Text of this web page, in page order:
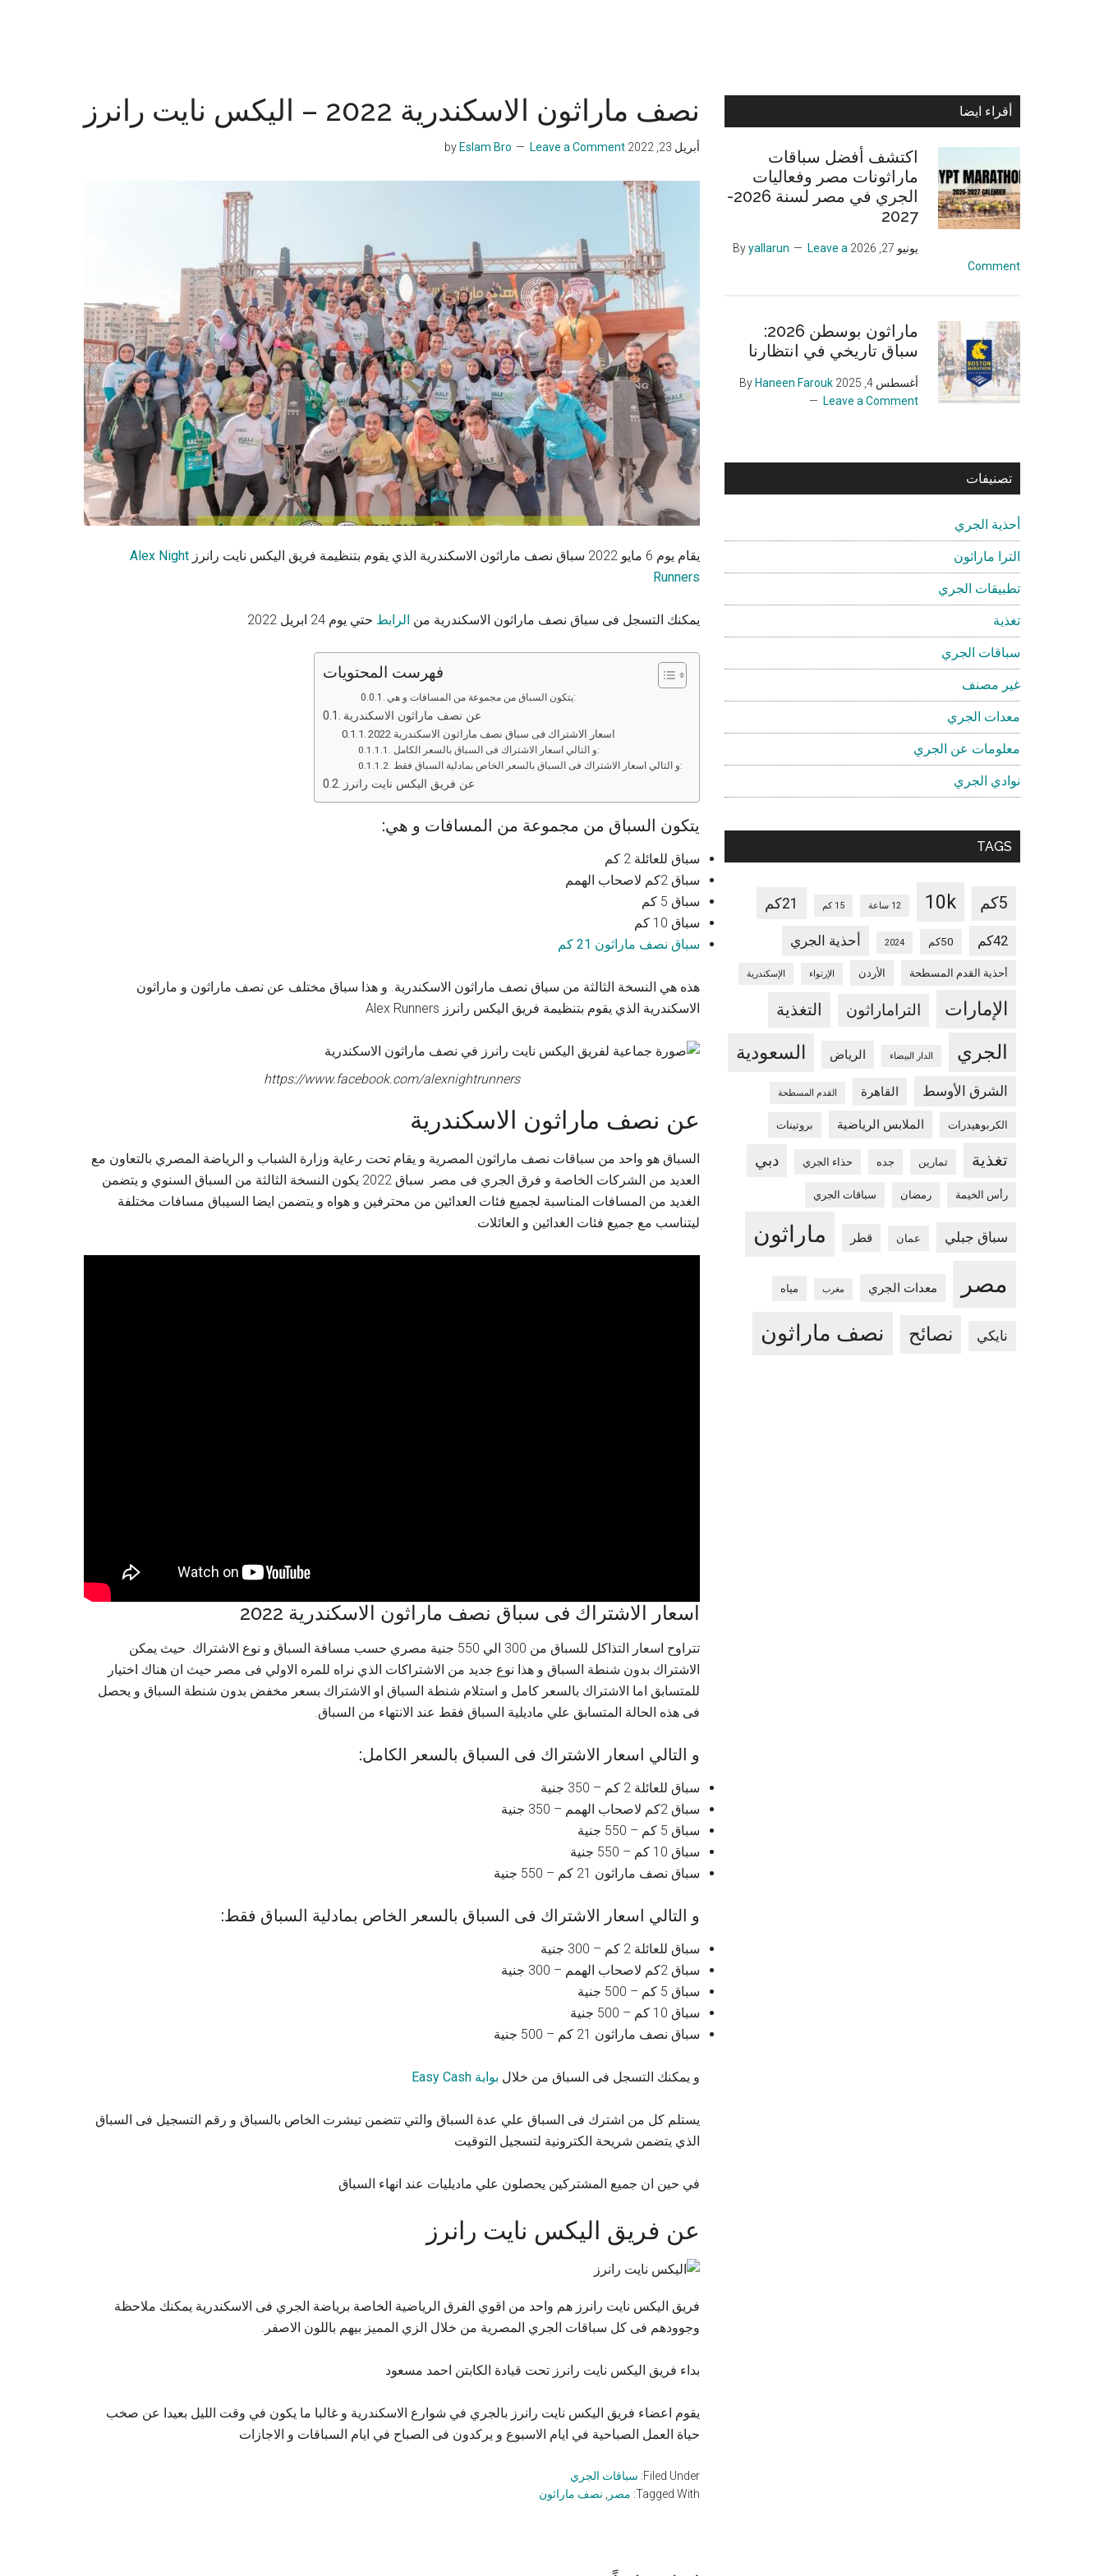
نصف ماراثون الاسكندرية 2022 – اليكس نايت رانرز
أبريل 23, 2022 Eslam Bro Leave a Comment
يقام يوم 6 مايو 2022 سباق نصف ماراثون الاسكندرية الذي يقوم بتنظيمة فريق اليكس نايت رانرز
Alex Night
Runners
يمكنك التسجل فى سباق نصف ماراثون الاسكندرية من الرابط حتي يوم 24 ابريل 2022
فهرست المحتويات
يتكون السباق من مجموعة من المسافات و هي:
عن نصف ماراثون الاسكندرية
اسعار الاشتراك فى سباق نصف ماراثون الاسكندرية 2022
و التالي اسعار الاشتراك فى السباق بالسعر الكامل:
و التالي اسعار الاشتراك فى السباق بالسعر الخاص بمادلية السباق فقط:
عن فريق اليكس نايت رانرز
يتكون السباق من مجموعة من المسافات و هي:
سباق للعائلة 2 كم
سباق 2كم لاصحاب الهمم
سباق 5 كم
سباق 10 كم
سباق نصف ماراثون 21 كم
هذه هي النسخة الثالثة من سباق نصف ماراثون الاسكندرية. و هذا سباق مختلف عن نصف ماراثون و ماراثون
الاسكندرية الذي يقوم بتنظيمة فريق اليكس رانرز Alex Runners
https://www.facebook.com/alexnightrunners
عن نصف ماراثون الاسكندرية
السباق هو واحد من سباقات نصف ماراثون المصرية و يقام تحت رعاية وزارة الشباب و الرياضة المصري بالتعاون مع
العديد من الشركات الخاصة و فرق الجري فى مصر. سباق 2022 يكون النسخة الثالثة من السباق السنوي و يتضمن
الغديد من المسافات المناسبة لجميع فئات العدائين من محترفين و هواه و يتضمن ايضا السيباق مسافات مختلفة
ليتناسب مع جميع فئات الغدائين و العائلات.
اسعار الاشتراك فى سباق نصف ماراثون الاسكندرية 2022
تتراوح اسعار التذاكل للسباق من 300 الي 550 جنية مصري حسب مسافة السباق و نوع الاشتراك. حيث يمكن
الاشتراك بدون شنطة السباق و هذا نوع جديد من الاشتراكات الذي نراه للمره الاولي فى مصر حيث ان هناك اختيار
للمتسابق اما الاشتراك بالسعر كامل و استلام شنطة السباق او الاشتراك بسعر مخفض بدون شنطة السباق و يحصل
فى هذه الحالة المتسابق علي ماديلية السباق فقط عند الانتهاء من السباق.
و التالي اسعار الاشتراك فى السباق بالسعر الكامل:
سباق للعائلة 2 كم – 350 جنية
سباق 2كم لاصحاب الهمم – 350 جنية
سباق 5 كم – 550 جنية
سباق 10 كم – 550 جنية
سباق نصف ماراثون 21 كم – 550 جنية
و التالي اسعار الاشتراك فى السباق بالسعر الخاص بمادلية السباق فقط:
سباق للعائلة 2 كم – 300 جنية
سباق 2كم لاصحاب الهمم – 300 جنية
سباق 5 كم – 500 جنية
سباق 10 كم – 500 جنية
سباق نصف ماراثون 21 كم – 500 جنية
و يمكنك التسجل فى السباق من خلال بوابة Easy Cash
يستلم كل من اشترك فى السباق علي عدة السباق والتي تتضمن تيشرت الخاص بالسباق و رقم التسجيل فى السباق
الذي يتضمن شريحة الكترونية لتسجيل التوقيت
في حين ان جميع المشتركين يحصلون علي ماديليات عند انهاء السباق
عن فريق اليكس نايت رانرز
فريق اليكس نايت رانرز هم واحد من اقوي الفرق الرياضية الخاصة برياضة الجري فى الاسكندرية يمكنك ملاحظة
وجوودهم فى كل سباقات الجري المصرية من خلال الزي المميز بيهم باللون الاصفر.
بداء فريق اليكس نايت رانرز تحت قيادة الكابتن احمد مسعود
يقوم اعضاء فريق اليكس نايت رانرز بالجري في شوارع الاسكندرية و غالبا ما يكون في وقت الليل بعيدا عن صخب
حياة العمل الصباحية في ايام الاسبوع و يركدون فى الصباح في ايام السباقات و الاجازات
Filed Under: سباقات الجري
Tagged With: مصر , نصف ماراثون
Primary
أقراء ايضا
اكتشف أفضل سباقات
ماراثونات مصر وفعاليات
الجري في مصر لسنة 2026-
2027
يونيو 27, 2026 yallarun
Leave a
Comment
ماراثون بوسطن 2026:
سباق تاريخي في انتظارنا
أغسطس 4, 2025
Haneen Farouk
Leave a Comment
تصنيفات
أحذية الجري
الترا ماراثون
تطبيقات الجري
تغذية
سباقات الجري
غير مصنف
معدات الجري
معلومات عن الجري
نوادي الجري
TAGS
5كم 10k 12 ساعة 15 كم 21كم
42كم 50كم 2024 أحذية الجري
أحذية القدم المسطحة الأردن الإرتواء الإسكندرية
الإمارات التراماراثون التغذية
الجري الدار البيضاء الرياض السعودية
الشرق الأوسط القاهرة القدم المسطحة
الكربوهيدرات الملابس الرياضية بروتينات
تغذية تمارين جده حذاء الجري دبي
رأس الخيمة رمضان سباقات الجري
سباق جبلي عمان قطر ماراثون
مصر معدات الجري مغرب مياه
نايكي نصائح نصف ماراثون